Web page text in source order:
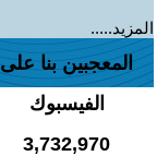
المزيد.....
المعجبين بنا على
الفيسبوك
3,732,970